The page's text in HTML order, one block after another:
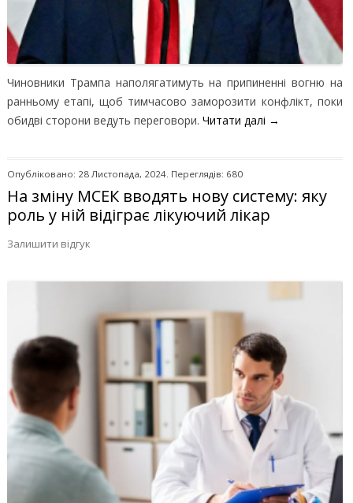
Чиновники Трампа наполягатимуть на припиненні вогню на
ранньому етапі, щоб тимчасово заморозити конфлікт, поки
обидві сторони ведуть переговори. Читати далі →
Опубліковано: 28 Листопада, 2024. Переглядів: 680
На зміну МСЕК вводять нову систему: яку
роль у ній відіграє лікуючий лікар
Залишити відгук